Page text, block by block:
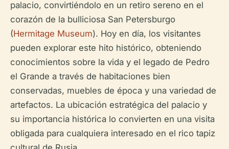
palacio, convirtiéndolo en un retiro sereno en el
corazón de la bulliciosa San Petersburgo
(Hermitage Museum). Hoy en día, los visitantes
pueden explorar este hito histórico, obteniendo
conocimientos sobre la vida y el legado de Pedro
el Grande a través de habitaciones bien
conservadas, muebles de época y una variedad de
artefactos. La ubicación estratégica del palacio y
su importancia histórica lo convierten en una visita
obligada para cualquiera interesado en el rico tapiz